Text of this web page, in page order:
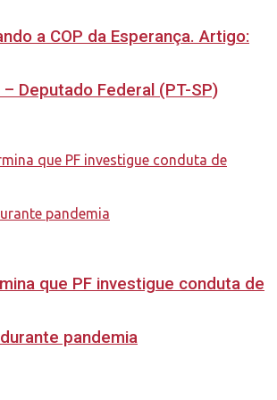
a COP da Esperança. Artigo:
Deputado Federal (PT-SP)
que PF investigue conduta de
pandemia